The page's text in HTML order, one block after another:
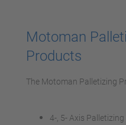
Motoman
Products
The Motoman Palletizing
4-, 5- Axis